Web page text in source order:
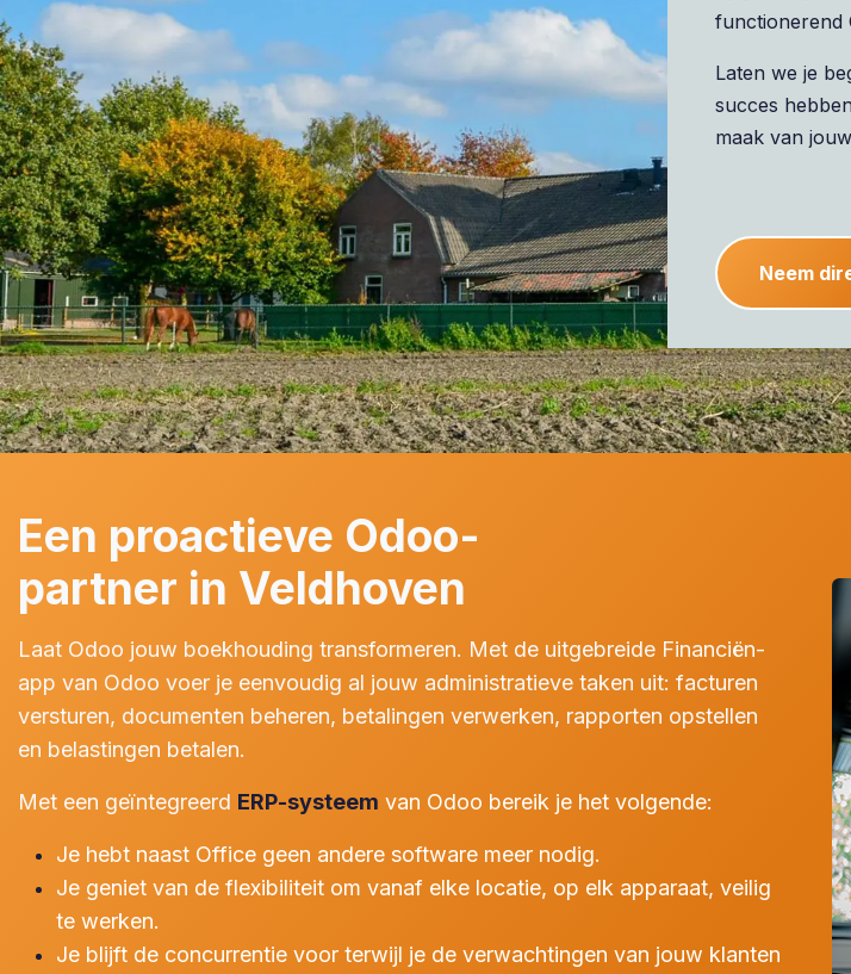
functionerend
Laten we je
succes
maak van
Neem
Een proactieve Odoo-
partner in Veldhoven
Laat Odoo jouw boekhouding transformeren. Met de uitgebreide Financiën-
app van Odoo voer je eenvoudig al jouw administratieve taken uit: facturen
versturen, documenten beheren, betalingen verwerken, rapporten opstellen
en belastingen betalen.
Met een geïntegreerd ERP-systeem van Odoo bereik je het volgende:
Je hebt naast Office geen andere software meer nodig.
Je geniet van de flexibiliteit om vanaf elke locatie, op elk apparaat, veilig
te werken.
Je blijft de concurrentie voor terwijl je de verwachtingen van jouw klanten